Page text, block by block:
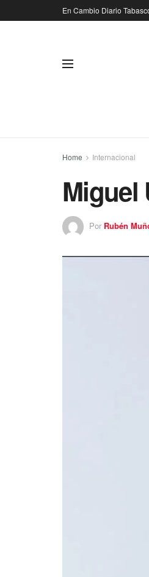
En Cambio Diario
Home Internacional
Miguel
Por Rubén